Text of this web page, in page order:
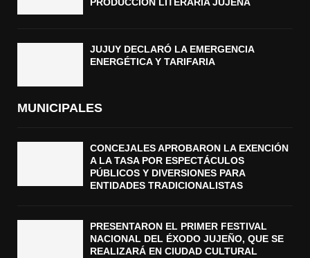
JUJUY DECLARÓ LA EMERGENCIA
ENERGÉTICA Y TARIFARIA
MUNICIPALES
CONCEJALES APROBARON LA EXENCIÓN
A LA TASA POR ESPECTÁCULOS
PÚBLICOS Y DIVERSIONES PARA
ENTIDADES TRADICIONALISTAS
PRESENTARON EL PRIMER FESTIVAL
NACIONAL DEL ÉXODO JUJEÑO, QUE SE
REALIZARÁ EN CIUDAD CULTURAL